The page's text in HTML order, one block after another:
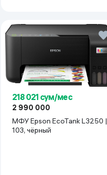
218 021 сум/мес
2 990 000
МФУ Epson EcoTank L3250 |
103, чёрный